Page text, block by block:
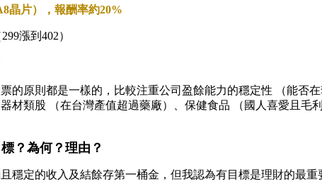
晶片），報酬率約20%
299漲到402）
原則都是一樣的，比較注重公司盈餘能力的穩定性 （能否
材類股 （在台灣產值超過藥廠）、保健食品 （國人喜愛且毛
？為何？理由？
定的收入及結餘存第一桶金，但我認為有目標是理財的最